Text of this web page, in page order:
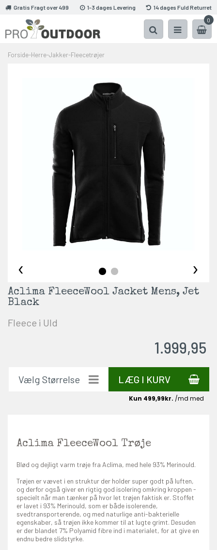
Gratis Fragt over 499 1-3 dages Levering
14 dages Fuld Returret
0
Forside-Herre-Jakker-Fleecetrøjer
‹ ›
Aclima FleeceWool Jacket Mens, Jet
Black
Fleece i Uld
1.999,95
LÆG I KURV
Aclima FleeceWool Trøje
Blød og dejligt varm trøje fra Aclima, med hele 93% Merinould.
Trøjen er vævet i en struktur der holder super godt på luften,
og derfor også giver en rigtig god isolering omkring kroppen -
specielt når man tænker på hvor let trøjen faktisk er. Stoffet
er lavet i 93% Merinould, som er både isolerende,
svedtransporterende, og med naturlige anti-bakterielle
egenskaber, så trøjen ikke kommer til at lugte grimt. Desuden
er der blandet 7% Polyamid fibre ind i materialet, for at give en
endnu bedre slidstyrke.